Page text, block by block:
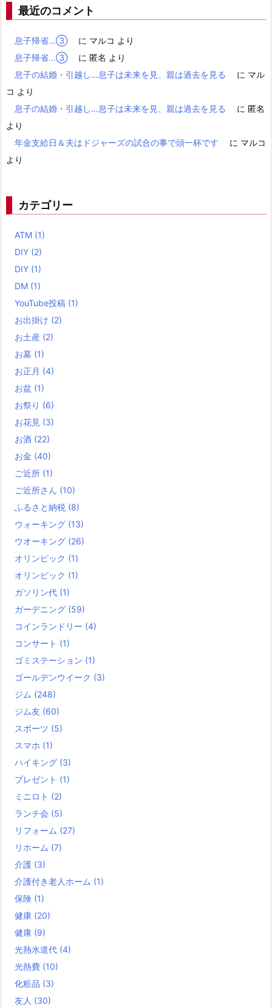
最近のコメント
息子帰省…③ に マルコ より
息子帰省…③
に 匿名 より
息子の結婚・引越し…息子は未来を見、親は過去を見る
に マル
コ より
息子の結婚・引越し…息子は未来を見、親は過去を見る
に 匿名
より
年金支給日＆夫はドジャーズの試合の事で頭一杯です
に マルコ
より
カテゴリー
ATM (1)
DIY (2)
DIY (1)
DM (1)
YouTube投稿 (1)
お出掛け (2)
お土産 (2)
お墓 (1)
お正月 (4)
お盆 (1)
お祭り (6)
お花見 (3)
お酒 (22)
お金 (40)
ご近所 (1)
ご近所さん (10)
ふるさと納税 (8)
ウォーキング (13)
ウオーキング (26)
オリンピック (1)
オリンピック (1)
ガソリン代 (1)
ガーデニング (59)
コインランドリー (4)
コンサート (1)
ゴミステーション (1)
ゴールデンウイーク (3)
ジム (248)
ジム友 (60)
スポーツ (5)
スマホ (1)
ハイキング (3)
プレゼント (1)
ミニロト (2)
ランチ会 (5)
リフォーム (27)
リホーム (7)
介護 (3)
介護付き老人ホーム (1)
保険 (1)
健康 (20)
健康 (9)
光熱水道代 (4)
光熱費 (10)
化粧品 (3)
友人 (30)